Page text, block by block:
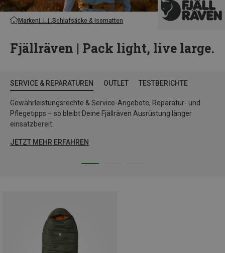
Marken Schlafsäcke & Isomatten
Fjällräven | Pack light, live large.
SERVICE & REPARATUREN OUTLET TESTBERICHTE
Gewährleistungsrechte & Service-Angebote, Reparatur- und
Pflegetipps – so bleibt Deine Fjällräven Ausrüstung länger
einsatzbereit.
JETZT MEHR ERFAHREN